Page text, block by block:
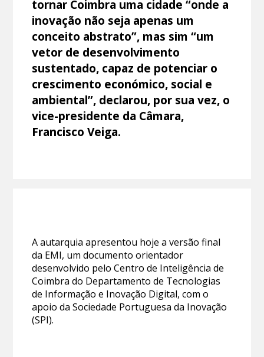
tornar Coimbra uma cidade “onde a
inovação não seja apenas um
conceito abstrato”, mas sim “um
vetor de desenvolvimento
sustentado, capaz de potenciar o
crescimento económico, social e
ambiental”, declarou, por sua vez, o
vice-presidente da Câmara,
Francisco Veiga.
A autarquia apresentou hoje a versão final
da EMI, um documento orientador
desenvolvido pelo Centro de Inteligência de
Coimbra do Departamento de Tecnologias
de Informação e Inovação Digital, com o
apoio da Sociedade Portuguesa da Inovação
(SPI).